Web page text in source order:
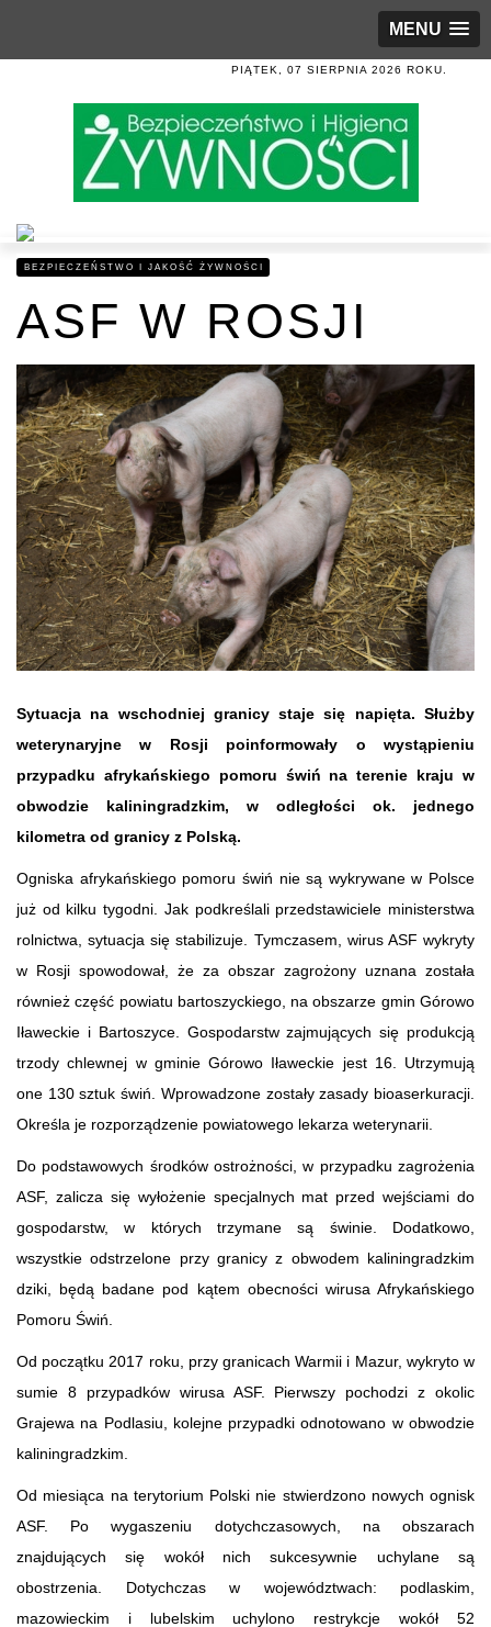
MENU
PIĄTEK, 07 SIERPNIA 2026 ROKU.
BEZPIECZEŃSTWO I JAKOŚĆ ŻYWNOŚCI
ASF W ROSJI
Sytuacja na wschodniej granicy staje się napięta. Służby
weterynaryjne w Rosji poinformowały o wystąpieniu
przypadku afrykańskiego pomoru świń na terenie kraju w
obwodzie kaliningradzkim, w odległości ok. jednego
kilometra od granicy z Polską.
Ogniska afrykańskiego pomoru świń nie są wykrywane w Polsce
już od kilku tygodni. Jak podkreślali przedstawiciele ministerstwa
rolnictwa, sytuacja się stabilizuje. Tymczasem, wirus ASF wykryty
w Rosji spowodował, że za obszar zagrożony uznana została
również część powiatu bartoszyckiego, na obszarze gmin Górowo
Iławeckie i Bartoszyce. Gospodarstw zajmujących się produkcją
trzody chlewnej w gminie Górowo Iławeckie jest 16. Utrzymują
one 130 sztuk świń. Wprowadzone zostały zasady bioaserkuracji.
Określa je rozporządzenie powiatowego lekarza weterynarii.
Do podstawowych środków ostrożności, w przypadku zagrożenia
ASF, zalicza się wyłożenie specjalnych mat przed wejściami do
gospodarstw, w których trzymane są świnie. Dodatkowo,
wszystkie odstrzelone przy granicy z obwodem kaliningradzkim
dziki, będą badane pod kątem obecności wirusa Afrykańskiego
Pomoru Świń.
Od początku 2017 roku, przy granicach Warmii i Mazur, wykryto w
sumie 8 przypadków wirusa ASF. Pierwszy pochodzi z okolic
Grajewa na Podlasiu, kolejne przypadki odnotowano w obwodzie
kaliningradzkim.
Od miesiąca na terytorium Polski nie stwierdzono nowych ognisk
ASF. Po wygaszeniu dotychczasowych, na obszarach
znajdujących się wokół nich sukcesywnie uchylane są
obostrzenia. Dotychczas w województwach: podlaskim,
mazowieckim i lubelskim uchylono restrykcje wokół 52